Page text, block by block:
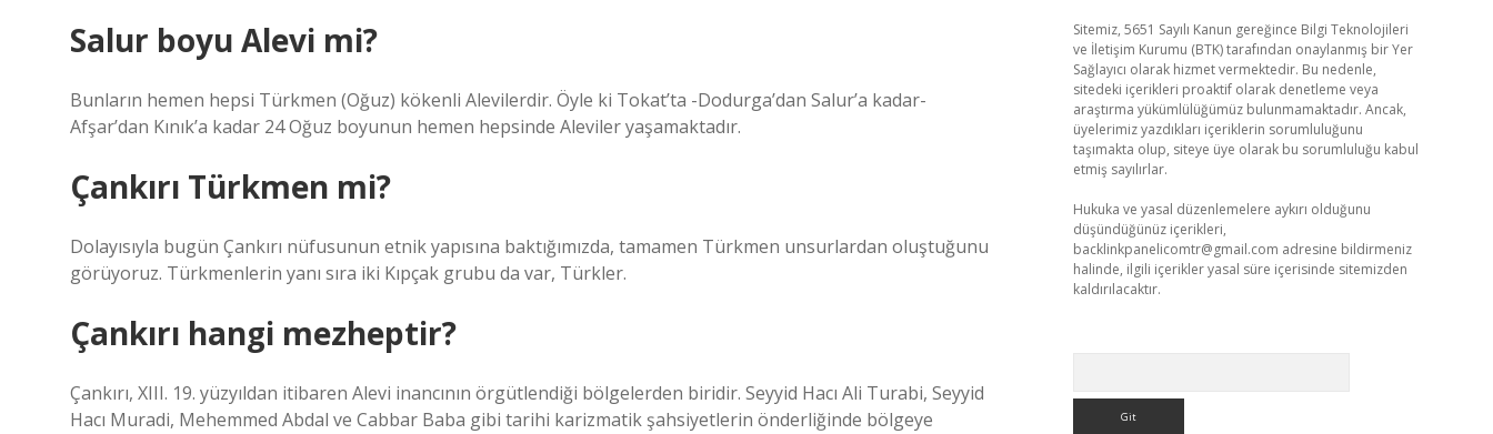
Salur boyu Alevi mi?
Bunların hemen hepsi Türkmen (Oğuz) kökenli Alevilerdir. Öyle ki Tokat’ta -Dodurga’dan Salur’a kadar-
Afşar’dan Kınık’a kadar 24 Oğuz boyunun hemen hepsinde Aleviler yaşamaktadır.
Çankırı Türkmen mi?
Dolayısıyla bugün Çankırı nüfusunun etnik yapısına baktığımızda, tamamen Türkmen unsurlardan oluştuğunu
görüyoruz. Türkmenlerin yanı sıra iki Kıpçak grubu da var, Türkler.
Çankırı hangi mezheptir?
Çankırı, XIII. 19. yüzyıldan itibaren Alevi inancının örgütlendiği bölgelerden biridir. Seyyid Hacı Ali Turabi, Seyyid
Hacı Muradi, Mehemmed Abdal ve Cabbar Baba gibi tarihi karizmatik şahsiyetlerin önderliğinde bölgeye
Sitemiz, 5651 Sayılı Kanun gereğince Bilgi Teknolojileri
ve İletişim Kurumu (BTK) tarafından onaylanmış bir Yer
Sağlayıcı olarak hizmet vermektedir. Bu nedenle,
sitedeki içerikleri proaktif olarak denetleme veya
araştırma yükümlülüğümüz bulunmamaktadır. Ancak,
üyelerimiz yazdıkları içeriklerin sorumluluğunu
taşımakta olup, siteye üye olarak bu sorumluluğu kabul
etmiş sayılırlar.
Hukuka ve yasal düzenlemelere aykırı olduğunu
düşündüğünüz içerikleri,
backlinkpanelicomtr@gmail.com adresine bildirmeniz
halinde, ilgili içerikler yasal süre içerisinde sitemizden
kaldırılacaktır.